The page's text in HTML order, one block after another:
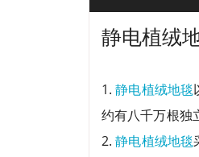
静电植绒
1. 静电植绒地毯
约有八千万根独
2.静电植绒地毯